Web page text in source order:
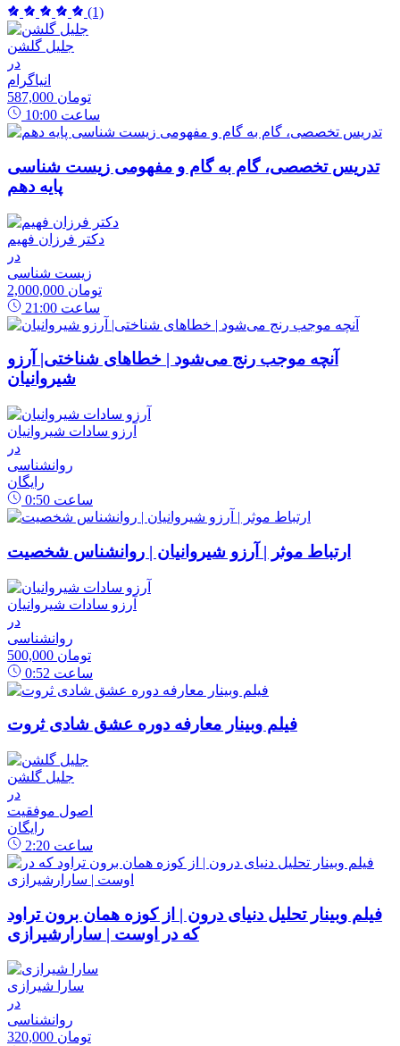
(1)
جلیل گلشن
در
انیاگرام
587,000 تومان
10:00 ساعت
تدریس تخصصی، گام به گام و مفهومی زیست شناسی
پایه دهم
دکتر فرزان فهیم
در
زیست شناسی
2,000,000 تومان
21:00 ساعت
آنچه موجب رنج می‌شود | خطاهای شناختی| آرزو
شیروانیان
آرزو سادات شیروانیان
در
روانشناسی
رایگان
0:50 ساعت
ارتباط موثر | آرزو شیروانیان | روانشناس شخصیت
آرزو سادات شیروانیان
در
روانشناسی
500,000 تومان
0:52 ساعت
فیلم وبینار معارفه دوره عشق شادی ثروت
جلیل گلشن
در
اصول موفقیت
رایگان
2:20 ساعت
فیلم وبینار تحلیل دنیای درون | از کوزه همان برون تراود
که در اوست | سارارشیرازی
سارا شیرازی
در
روانشناسی
320,000 تومان